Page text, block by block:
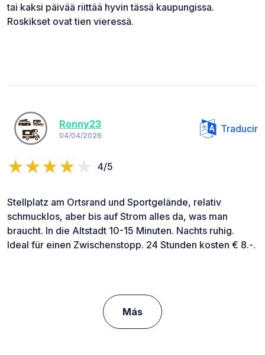
tai kaksi päivää riittää hyvin tässä kaupungissa.
Roskikset ovat tien vieressä.
Ronny23
04/04/2026
Traducir
4/5
Stellplatz am Ortsrand und Sportgelände, relativ
schmucklos, aber bis auf Strom alles da, was man
braucht. In die Altstadt 10-15 Minuten. Nachts ruhig.
Ideal für einen Zwischenstopp. 24 Stunden kosten € 8.-.
Más